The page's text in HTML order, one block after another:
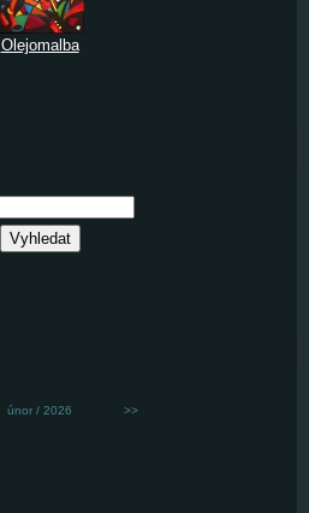
Olejomalba
únor / 2026 >>